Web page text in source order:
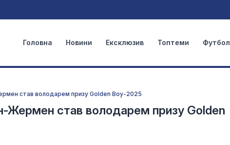
Головна Новини Ексклюзив Топтеми Футбол
став володарем призу Golden Boy-2025
Жермен став володарем призу Golden